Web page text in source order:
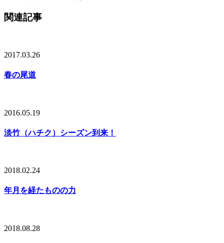
関連記事
2017.03.26
春の尾道
2016.05.19
淡竹（ハチク）シーズン到来！
2018.02.24
年月を経たものの力
2018.08.28